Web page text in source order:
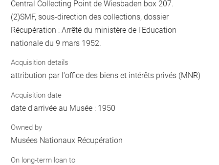
Central Collecting Point de Wiesbaden box 207.
(2)SMF, sous-direction des collections, dossier
Récupération : Arrêté du ministère de l'Education
nationale du 9 mars 1952.
Acquisition details
attribution par l'office des biens et intérêts privés (MNR)
Acquisition date
date d'arrivée au Musée : 1950
Owned by
Musées Nationaux Récupération
On long-term loan to